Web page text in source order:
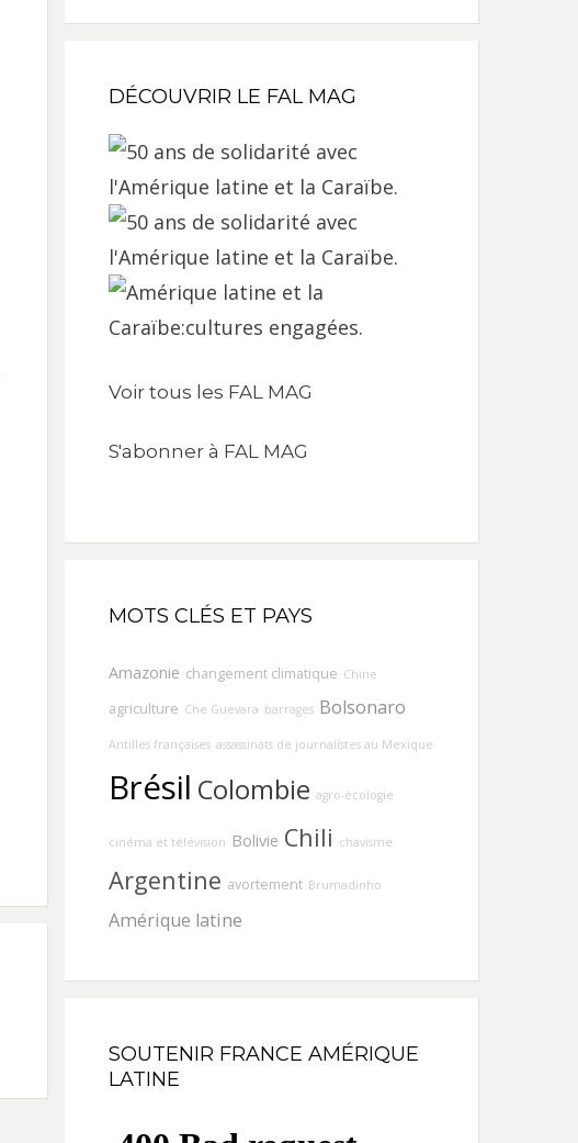
DÉCOUVRIR LE FAL MAG
Voir tous les FAL MAG
S'abonner à FAL MAG
MOTS CLÉS ET PAYS
Amazonie changement climatique Chine
agriculture Che Guevara barrages Bolsonaro
Antilles françaises assassinats de journalistes au Mexique
Brésil Colombie agro-écologie
cinéma et télévision Bolivie Chili chavisme
Argentine avortement Brumadinho
Amérique latine
SOUTENIR FRANCE AMÉRIQUE
LATINE